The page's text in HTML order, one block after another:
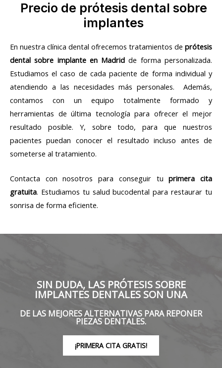
Precio de prótesis dental sobre
implantes
En nuestra clínica dental ofrecemos tratamientos de prótesis
dental sobre implante en Madridde forma personalizada.
Estudiamos el caso de cada paciente de forma individual y
atendiendo a las necesidades más personales. Además,
contamos con un equipo totalmente formado y
herramientas de última tecnología para ofrecer el mejor
resultado posible. Y, sobre todo, para que nuestros
pacientes puedan conocer el resultado incluso antes de
someterse al tratamiento.
Contacta con nosotros para conseguir tuprimera cita
gratuita. Estudiamos tu salud bucodental para restaurar tu
sonrisa de forma eficiente.
SIN DUDA, LAS PRÓTESIS SOBRE
IMPLANTES DENTALES SON UNA
DE LAS MEJORES ALTERNATIVAS PARA REPONER
PIEZAS DENTALES.
¡PRIMERA CITA GRATIS!